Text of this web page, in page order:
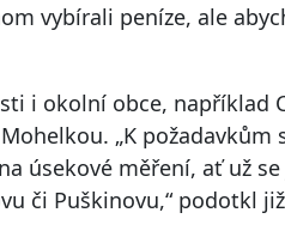
vybírali peníze, ale
i okolní obce, například
„K
úsekové měření, ať už
či Puškinovu,“ podotkl